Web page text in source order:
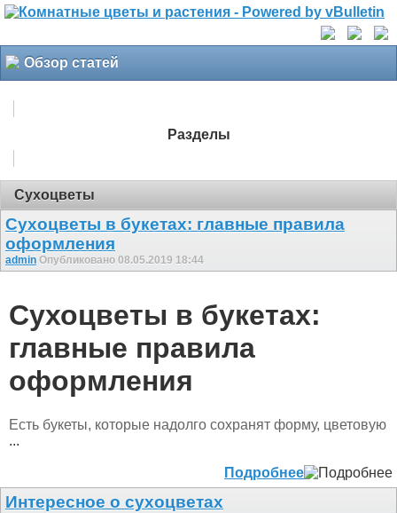
Обзор статей
Разделы
Сухоцветы
Сухоцветы в букетах: главные правила
оформления
admin Опубликовано 08.05.2019 18:44
Сухоцветы в букетах:
главные правила
оформления
Есть букеты, которые надолго сохранят форму, цветовую
...
Подробнее
Интересное о сухоцветах